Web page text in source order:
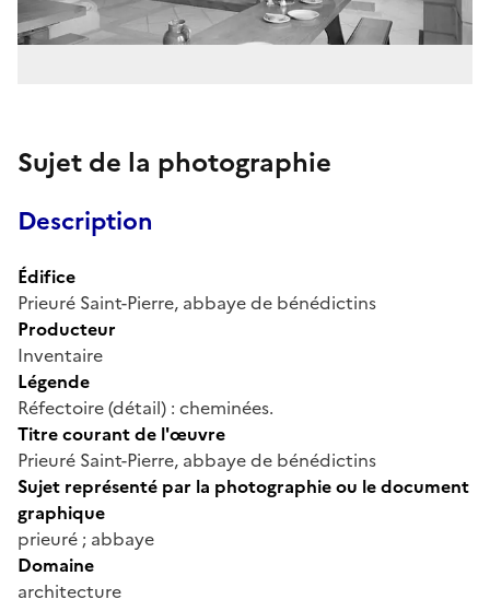
Sujet de la photographie
Description
Édifice
Prieuré Saint-Pierre, abbaye de bénédictins
Producteur
Inventaire
Légende
Réfectoire (détail) : cheminées.
Titre courant de l'œuvre
Prieuré Saint-Pierre, abbaye de bénédictins
Sujet représenté par la photographie ou le document
graphique
prieuré ; abbaye
Domaine
architecture